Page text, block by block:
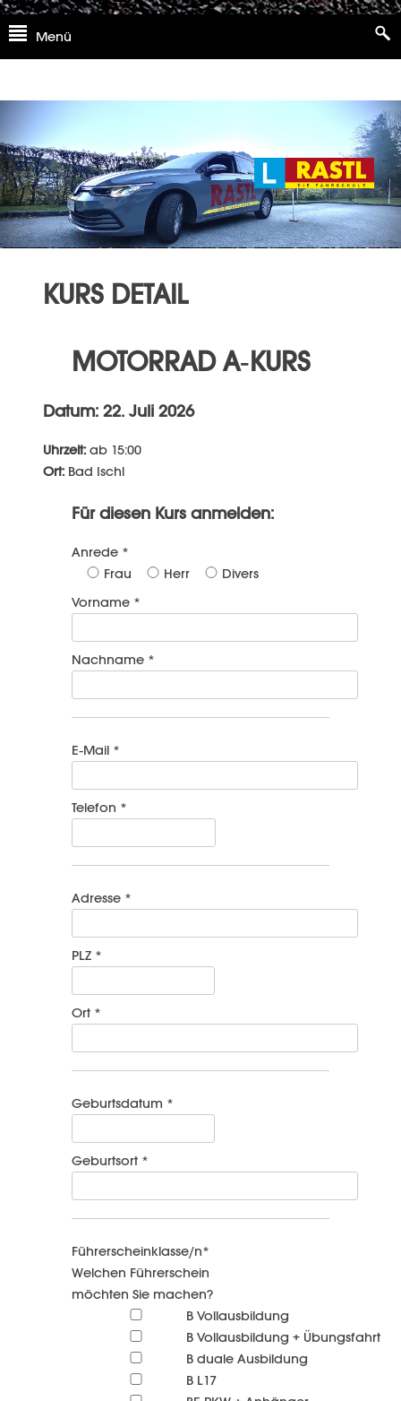
Skip
to
Menü
KURS DETAIL
MOTORRAD A-KURS
Datum: 22. Juli 2026
Uhrzeit: ab 15:00
Ort: Bad Ischl
Für diesen Kurs anmelden:
Anrede *
Frau
Herr
Divers
Vorname *
Nachname *
E-Mail *
Telefon *
Adresse *
PLZ *
Ort *
Geburtsdatum *
Geburtsort *
Führerscheinklasse/n*
Welchen Führerschein
möchten Sie machen?
B Vollausbildung
B Vollausbildung + Übungsfahrt
B duale Ausbildung
B L17